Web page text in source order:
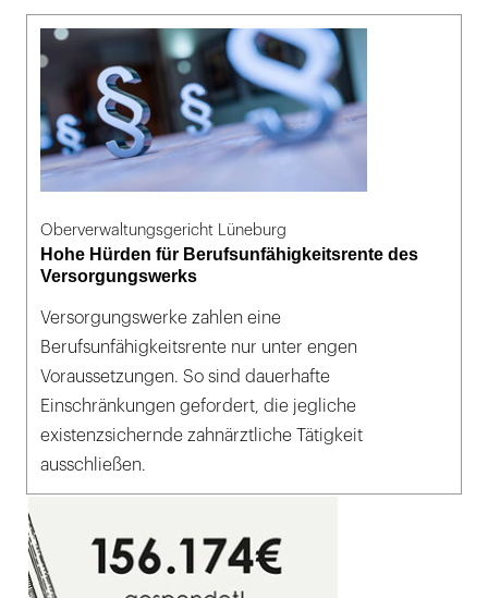
Oberverwaltungsgericht Lüneburg
Hohe Hürden für Berufsunfähigkeitsrente des
Versorgungswerks
Versorgungswerke zahlen eine
Berufsunfähigkeitsrente nur unter engen
Voraussetzungen. So sind dauerhafte
Einschränkungen gefordert, die jegliche
existenzsichernde zahnärztliche Tätigkeit
ausschließen.